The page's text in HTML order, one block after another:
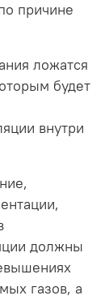
причине
ложатся
будет
внутри
должны
газов, а